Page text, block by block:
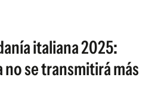
italiana 2025:
se transmitirá más